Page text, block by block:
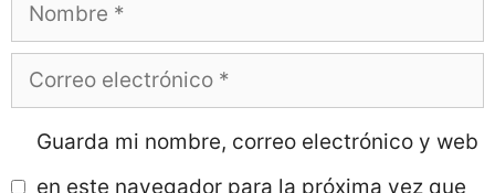
Nombre
Correo
Guarda mi nombre, correo electrónico y web
en este navegador para la próxima vez que